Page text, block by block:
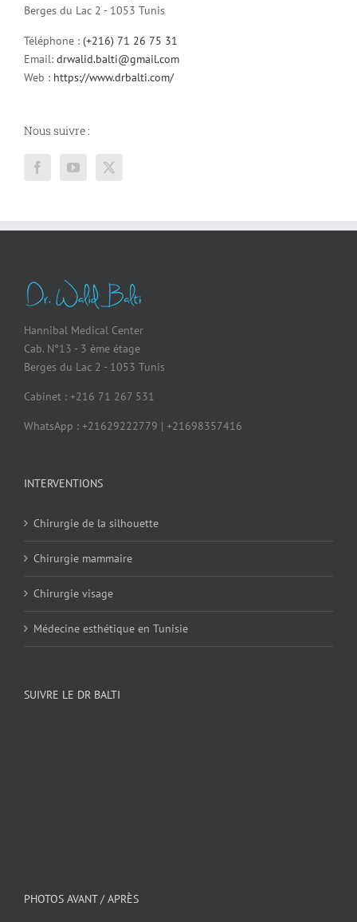
Berges du Lac 2 - 1053 Tunis
Téléphone : (+216) 71 26 75 31
Email: drwalid.balti@gmail.com
Web : https://www.drbalti.com/
Nous suivre :
Hannibal Medical Center
Cab. N°13 - 3 ème étage
Berges du Lac 2 - 1053 Tunis
Cabinet : +216 71 267 531
WhatsApp : +21629222779 | +21698357416
INTERVENTIONS
Chirurgie de la silhouette
Chirurgie mammaire
Chirurgie visage
Médecine esthétique en Tunisie
SUIVRE LE DR BALTI
PHOTOS AVANT / APRÈS